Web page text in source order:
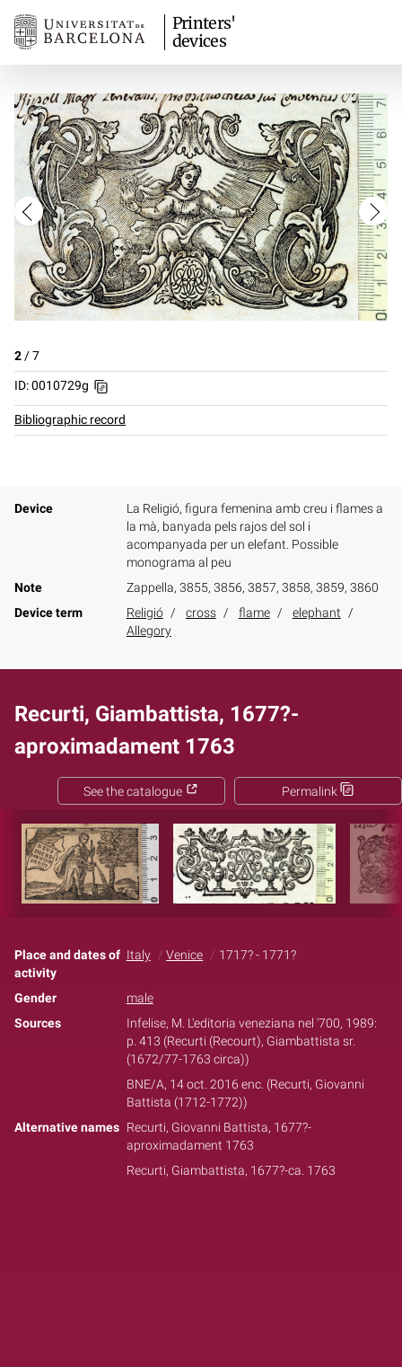
Printers'
devices
2/7
ID: 0010729g
Bibliographic record
Device
La Religió, figura femenina amb creu i flames a
la mà, banyada pels rajos del sol i
acompanyada per un elefant. Possible
monograma al peu
Note
Zappella, 3855, 3856, 3857, 3858, 3859, 3860
Device term
Religió cross flame
elephant
Allegory
Recurti, Giambattista, 1677?-
aproximadament 1763
Permalink
See the catalogue
Place and dates of
activity
Italy Venice 1717? - 1771?
Gender
male
Sources
Infelise, M. L'editoria veneziana nel '700, 1989:
p. 413 (Recurti (Recourt), Giambattista sr.
(1672/77-1763 circa))
BNE/A, 14 oct. 2016 enc. (Recurti, Giovanni
Battista (1712-1772))
Alternative names Recurti, Giovanni Battista, 1677?-
aproximadament 1763
Recurti, Giambattista, 1677?-ca. 1763